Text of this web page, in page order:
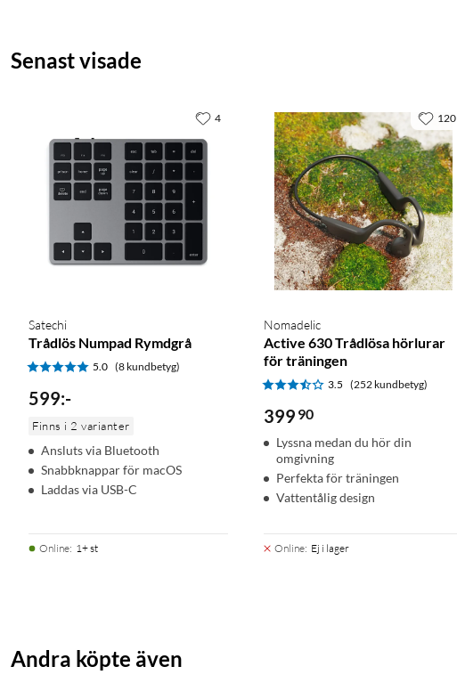
Mått (chime-hubb): 65,2×65×28,4 mm
Drifttemperatur: -18 till +50 °C (huvudenhet)
1 × Doorbell Camera Hub G410
1 × Chime-hubb
6 × AA-batteri
1 × USB-C- till USB-A-kabel
1 × 20°-kilbeslag
1 × Skruvmejsel
Väggskruvar och pluggar
Senast visade
Satechi
Trådlös Numpad Rymdgrå
5.0 (8 kundbetyg)
599:-
Finns i 2 varianter
Ansluts via Bluetooth
Snabbknappar för macOS
Laddas via USB-C
Online: 1+ st
4
Nomadelic
Active 630 Trådlösa hörlurar
för träningen
3.5 (252 kundbetyg)
399 90
Lyssna medan du hör din
omgivning
Perfekta för träningen
Vattentålig design
Online: Ej i lager
120
Andra köpte även